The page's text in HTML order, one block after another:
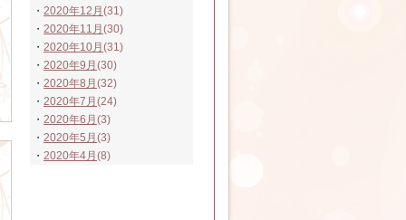
・ 2020年12月(31)
・ 2020年11月(30)
・ 2020年10月(31)
・ 2020年9月(30)
・ 2020年8月(32)
・ 2020年7月(24)
・ 2020年6月(3)
・ 2020年5月(3)
・ 2020年4月(8)